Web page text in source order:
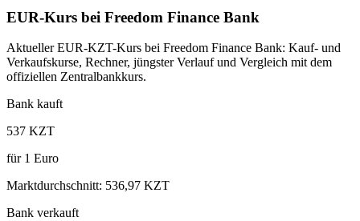
EUR-Kurs bei Freedom Finance Bank
Aktueller EUR-KZT-Kurs bei Freedom Finance Bank: Kauf- und
Verkaufskurse, Rechner, jüngster Verlauf und Vergleich mit dem
offiziellen Zentralbankkurs.
Bank kauft
537 KZT
für1 Euro
Marktdurchschnitt: 536,97 KZT
Bank verkauft